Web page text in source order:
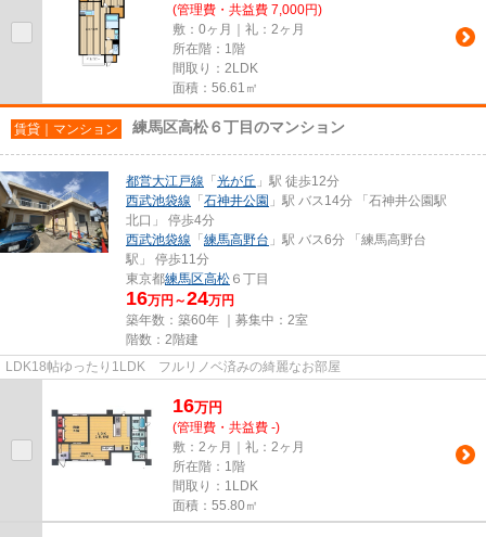
(管理費・共益費 7,000円)
敷：0ヶ月｜礼：2ヶ月
所在階：1階
間取り：2LDK
面積：56.61㎡
賃貸｜マンション 練馬区高松６丁目のマンション
都営大江戸線 「 光が丘 」駅 徒歩12分
西武池袋線 「 石神井公園 」駅 バス14分 「石神井公園駅
北口」 停歩4分
西武池袋線 「 練馬高野台 」駅 バス6分 「練馬高野台
駅」 停歩11分
東京都練馬区高松 ６丁目
16万円～24万円
築年数：築60年 ｜募集中： 2室
階数：2階建
LDK18帖ゆったり1LDK フルリノベ済みの綺麗なお部屋
16万円
(管理費・共益費 -)
敷：2ヶ月｜礼：2ヶ月
所在階：1階
間取り：1LDK
面積：55.80㎡